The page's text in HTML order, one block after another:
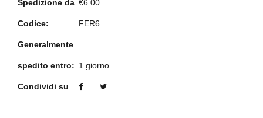
Spedizione da €6.00
Codice: FER6
Generalmente
spedito entro: 1 giorno
Condividi su